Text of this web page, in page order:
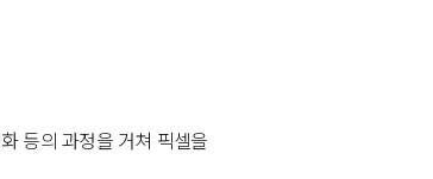
등의 과정을 거쳐 픽셀을